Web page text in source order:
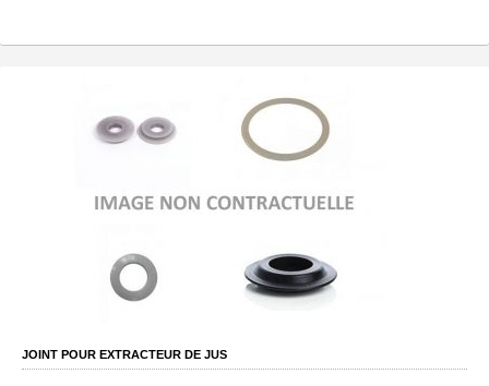
JOINT POUR EXTRACTEUR DE JUS